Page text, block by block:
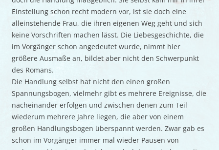
Einstellung schon recht modern vor, ist sie doch eine
alleinstehende Frau, die ihren eigenen Weg geht und sich
keine Vorschriften machen lässt. Die Liebesgeschichte, die
im Vorgänger schon angedeutet wurde, nimmt hier
größere Ausmaße an, bildet aber nicht den Schwerpunkt
des Romans.
Die Handlung selbst hat nicht den einen großen
Spannungsbogen, vielmehr gibt es mehrere Ereignisse, die
nacheinander erfolgen und zwischen denen zum Teil
wiederum mehrere Jahre liegen, die aber von einem
großen Handlungsbogen überspannt werden. Zwar gab es
schon im Vorgänger immer mal wieder Pausen von